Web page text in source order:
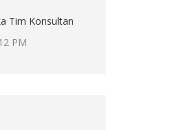
Tim Konsultan
PM